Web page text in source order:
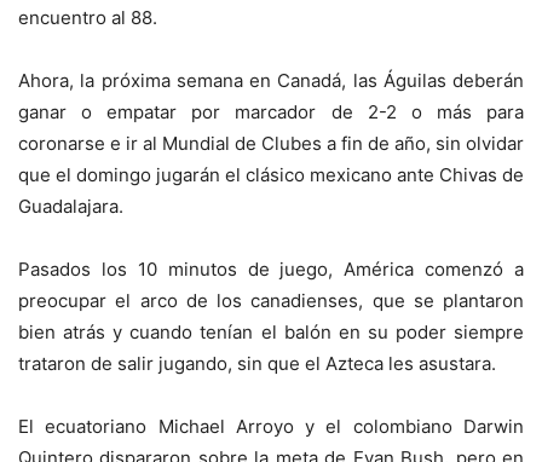
encuentro al 88.
Ahora, la próxima semana en Canadá, las Águilas deberán
ganar o empatar por marcador de 2-2 o más para
coronarse e ir al Mundial de Clubes a fin de año, sin olvidar
que el domingo jugarán el clásico mexicano ante Chivas de
Guadalajara.
Pasados los 10 minutos de juego, América comenzó a
preocupar el arco de los canadienses, que se plantaron
bien atrás y cuando tenían el balón en su poder siempre
trataron de salir jugando, sin que el Azteca les asustara.
El ecuatoriano Michael Arroyo y el colombiano Darwin